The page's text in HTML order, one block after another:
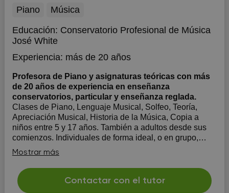
Piano
Música
Educación: Conservatorio Profesional de Música
José White
Experiencia: más de 20 años
Profesora de Piano y asignaturas teóricas con más
de 20 años de experiencia en enseñanza
conservatorios, particular y enseñanza reglada.
Clases de Piano, Lenguaje Musical, Solfeo, Teoría,
Apreciación Musical, Historia de la Música, Copia a
niños entre 5 y 17 años. También a adultos desde sus
comienzos. Individuales de forma ideal, o en grupo,
según el objetivo y expectativa de cada alumno.
Familiarizarción de los niños con la música...
Mostrar más
Contactar con el tutor